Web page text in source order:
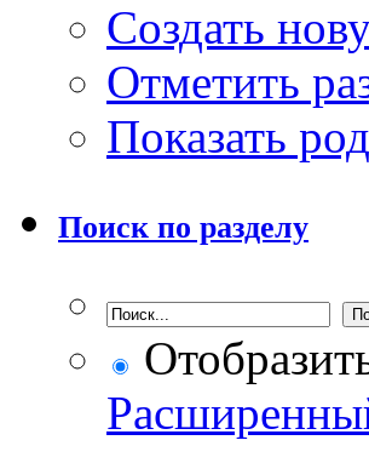
Создать
Отметить
Показать
Поиск по разделу